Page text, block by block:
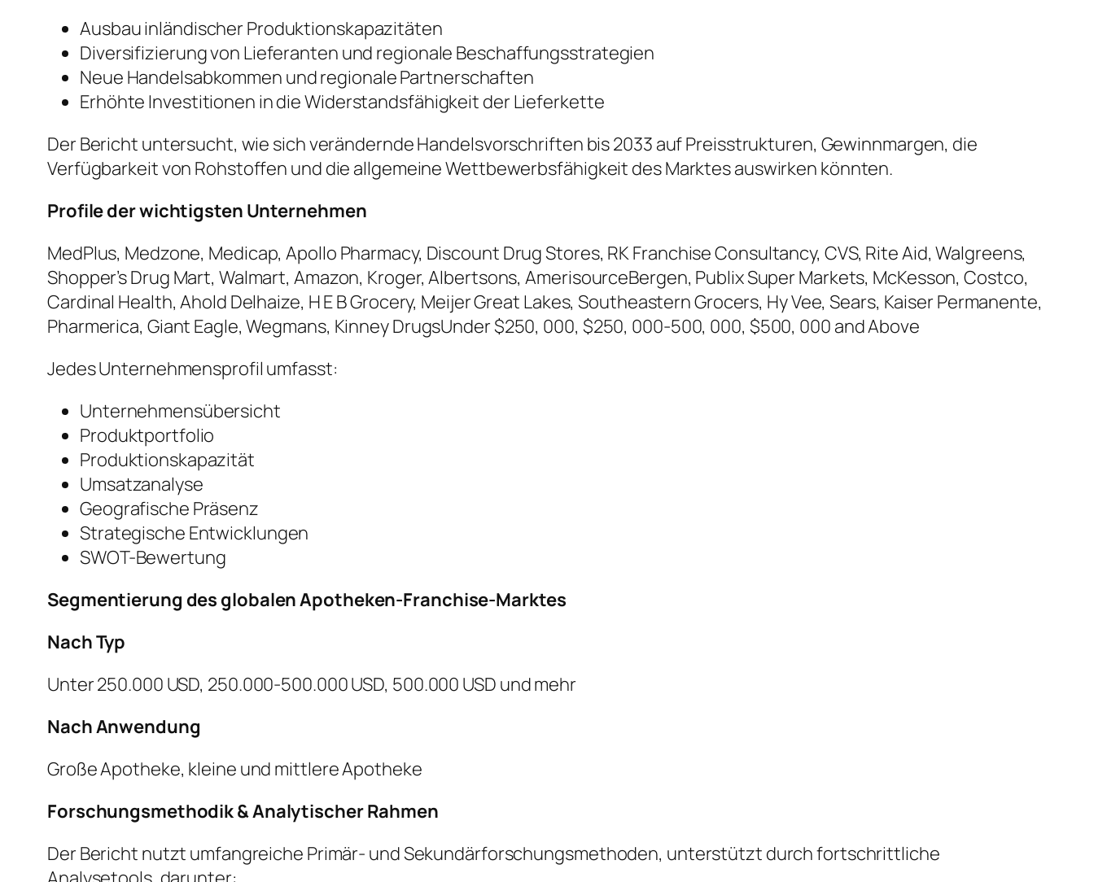
Ausbau inländischer Produktionskapazitäten
Diversifizierung von Lieferanten und regionale Beschaffungsstrategien
Neue Handelsabkommen und regionale Partnerschaften
Erhöhte Investitionen in die Widerstandsfähigkeit der Lieferkette
Der Bericht untersucht, wie sich verändernde Handelsvorschriften bis 2033 auf Preisstrukturen, Gewinnmargen, die
Verfügbarkeit von Rohstoffen und die allgemeine Wettbewerbsfähigkeit des Marktes auswirken könnten.
Profile der wichtigsten Unternehmen
MedPlus, Medzone, Medicap, Apollo Pharmacy, Discount Drug Stores, RK Franchise Consultancy, CVS, Rite Aid, Walgreens,
Shopper’s Drug Mart, Walmart, Amazon, Kroger, Albertsons, AmerisourceBergen, Publix Super Markets, McKesson, Costco,
Cardinal Health, Ahold Delhaize, H E B Grocery, Meijer Great Lakes, Southeastern Grocers, Hy Vee, Sears, Kaiser Permanente,
Pharmerica, Giant Eagle, Wegmans, Kinney DrugsUnder $250, 000, $250, 000-500, 000, $500, 000 and Above
Jedes Unternehmensprofil umfasst:
Unternehmensübersicht
Produktportfolio
Produktionskapazität
Umsatzanalyse
Geografische Präsenz
Strategische Entwicklungen
SWOT-Bewertung
Segmentierung des globalen Apotheken-Franchise-Marktes
Nach Typ
Unter 250.000 USD, 250.000-500.000 USD, 500.000 USD und mehr
Nach Anwendung
Große Apotheke, kleine und mittlere Apotheke
Forschungsmethodik & Analytischer Rahmen
Der Bericht nutzt umfangreiche Primär- und Sekundärforschungsmethoden, unterstützt durch fortschrittliche